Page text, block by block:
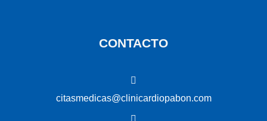
CONTACTO
citasmedicas@clinicardiopabon.com